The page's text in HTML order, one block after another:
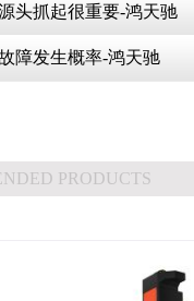
头抓起很重要-鸿天驰
障发生概率-鸿天驰
PRODUCTS